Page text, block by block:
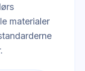
materialer